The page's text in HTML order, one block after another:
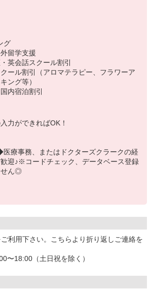
グ
留学支援
英会話スクール割引
ール割引（アロマテラピー、フラワーア
ング等）
内宿泊割引
力ができればOK！
療事務、またはドクターズクラークの経
迎♪※コードチェック、データベース登録
せん◎
ご利用下さい。こちらより折り返しご連絡を
〜18:00（土日祝を除く）